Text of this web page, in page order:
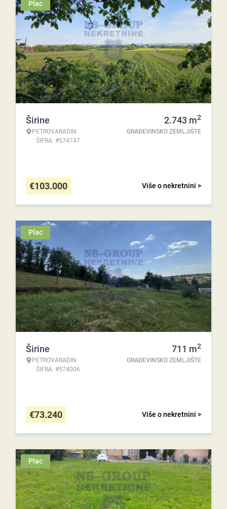
Plac
Širine
PETROVARADIN
ŠIFRA: #574747
2.743 m2
GRAĐEVINSKO ZEMLJIŠTE
Više o nekretnini >
€103.000
Plac
Širine
PETROVARADIN
ŠIFRA: #574006
711 m2
GRAĐEVINSKO ZEMLJIŠTE
Više o nekretnini >
€73.240
Plac